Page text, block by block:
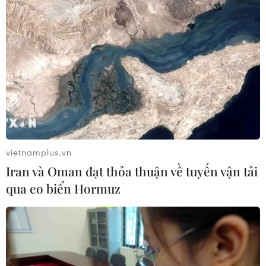
Giá dầu tăng khi nhà đầu tư thận
trọng trước tình hình Trung Đông
06/08/2026 09:03
Giá vàng tăng phiên thứ tư liên tiếp,
chạm mức cao nhất trong 7 tuần
06/08/2026 08:36
Ninh Bình phê duyệt hơn 500 tỷ
đồng xây dựng nhà chung cư cho
thuê
06/08/2026 08:09
vietnamplus.vn
Iran và Oman đạt thỏa thuận về tuyến vận tải
qua eo biển Hormuz